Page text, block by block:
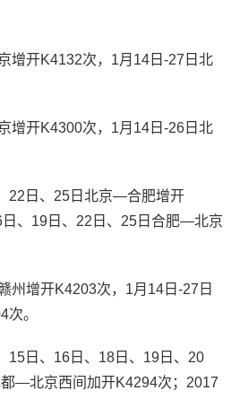
开K4132次，1月14日-27日北
开K4300次，1月14日-26日北
22日、25日北京—合肥增开
、19日、22日、25日合肥—北京
增开K4203次，1月14日-27日
。
日、16日、18日、19日、20
—北京西间加开K4294次；2017